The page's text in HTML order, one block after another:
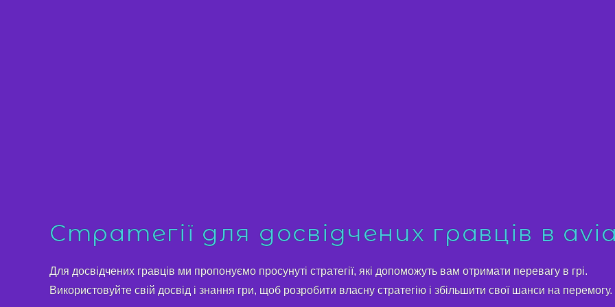
Стратегії для досвідчених гравців в
Для досвідчених гравців ми пропонуємо просунуті стратегії, які допоможуть вам отримати перевагу в грі.
Використовуйте свій досвід і знання гри, щоб розробити власну стратегію і збільшити свої шанси на перемогу.